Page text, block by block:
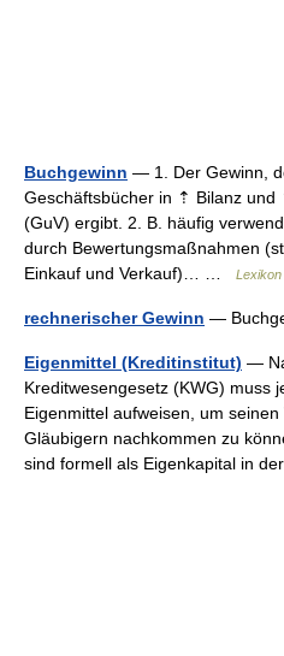
Buchgewinn — 1. Der Gewinn,
Geschäftsbücher in ⇡ Bilanz und
(GuV) ergibt. 2. B. häufig
durch Bewertungsmaßnahmen
Einkauf und Verkauf)… …
rechnerischer Gewinn —
Eigenmittel (Kreditinstitut) —
Kreditwesengesetz (KWG) muss
Eigenmittel aufweisen, um
Gläubigern nachkommen zu
sind formell als Eigenkapital in